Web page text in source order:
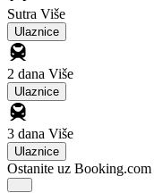
Sutra Više
Ulaznice
2 dana Više
Ulaznice
3 dana Više
Ulaznice
Ostanite uz Booking.com